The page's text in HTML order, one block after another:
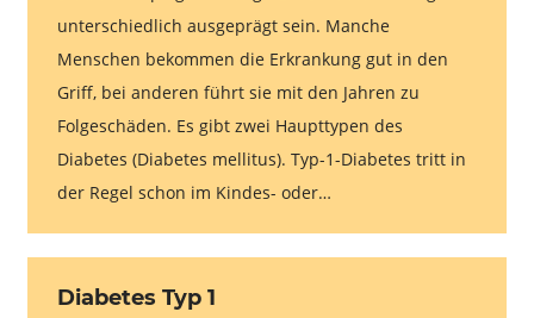
unterschiedlich ausgeprägt sein. Manche
Menschen bekommen die Erkrankung gut in den
Griff, bei anderen führt sie mit den Jahren zu
Folgeschäden. Es gibt zwei Haupttypen des
Diabetes (Diabetes mellitus). Typ-1-Diabetes tritt in
der Regel schon im Kindes- oder…
Diabetes Typ 1